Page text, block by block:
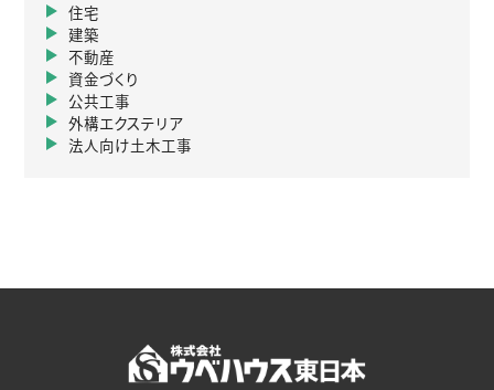
住宅
建築
不動産
資金づくり
公共工事
外構エクステリア
法人向け土木工事